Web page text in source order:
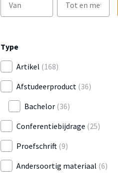
Type
Artikel (168)
Afstudeerproduct (36)
Bachelor (36)
Conferentiebijdrage (25)
Proefschrift (9)
Andersoortig materiaal (6)